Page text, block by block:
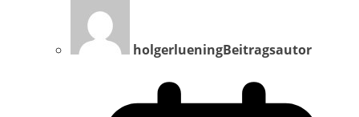
holgerlueningBeitragsautor